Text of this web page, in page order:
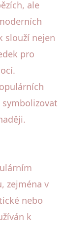
ale
slouží nejen
pro
zejména v
nebo
k